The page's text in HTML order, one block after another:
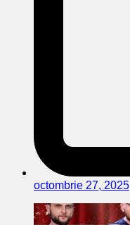
octombrie 27, 2025